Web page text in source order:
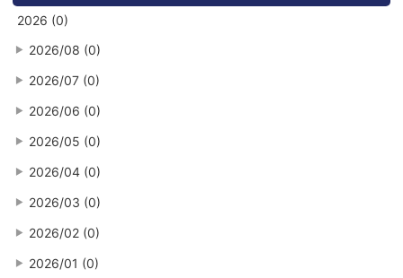
2026 (0)
2026/08 (0)
2026/07 (0)
2026/06 (0)
2026/05 (0)
2026/04 (0)
2026/03 (0)
2026/02 (0)
2026/01 (0)